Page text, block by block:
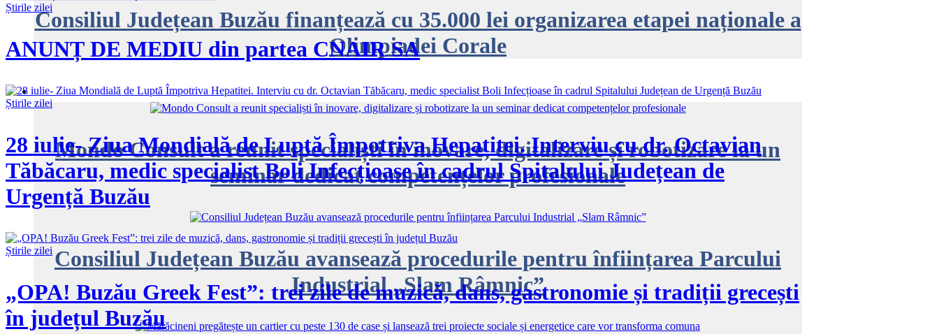
Consiliul Județean Buzău finanțează cu 35.000 lei organizarea etapei naționale a
Olimpiadei Corale
ECONOMIC
Mondo Consult a reunit specialiști în inovare, digitalizare și robotizare la un
seminar dedicat competențelor profesionale
Consiliul Județean Buzău avansează procedurile pentru înființarea Parcului
Industrial „Slam Râmnic”
Știrile zilei
ANUNȚ DE MEDIU din partea CNAIR SA
Știrile zilei
28 iulie- Ziua Mondială de Luptă Împotriva Hepatitei. Interviu cu dr. Octavian
Tăbăcaru, medic specialist Boli Infecțioase în cadrul Spitalului Județean de
Urgență Buzău
Știrile zilei
„OPA! Buzău Greek Fest”: trei zile de muzică, dans, gastronomie și tradiții grecești
în județul Buzău